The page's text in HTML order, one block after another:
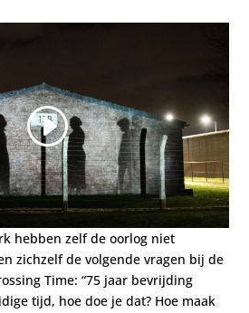
hebben zelf de oorlog niet
zichzelf de volgende vragen bij de
Time: “75 jaar bevrijding
tijd, hoe doe je dat? Hoe maak